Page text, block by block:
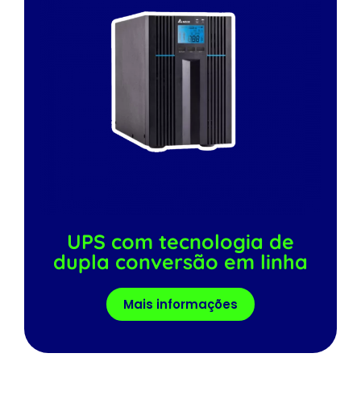
UPS com tecnologia de
dupla conversão em linha
Mais informações